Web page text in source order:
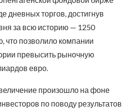
дневных торгов, достигнув
за всю историю — 1250
что позволило компании
превысить рыночную
евро.
произошло на фоне
по поводу результатов